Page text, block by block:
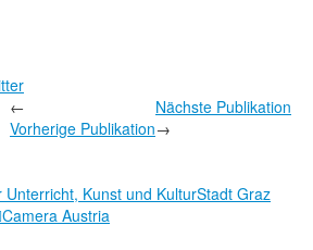
←
Vorherige Publikation
Nächste Publikation
→
Kunst und KulturStadt Graz
Camera Austria